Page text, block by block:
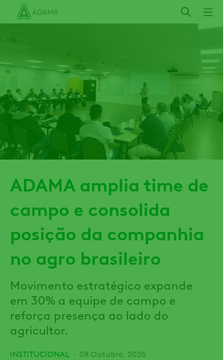
conteúdo
ADAMA amplia time de
campo e consolida
posição da companhia
no agro brasileiro
Movimento estratégico expande
em 30% a equipe de campo e
reforça presença ao lado do
agricultor.
INSTITUCIONAL 08 Outubro, 2025